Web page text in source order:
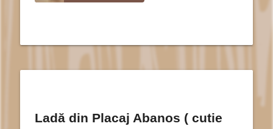
Ladă din Placaj Abanos ( cutie